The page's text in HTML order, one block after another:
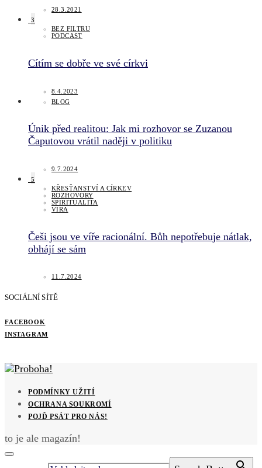
28.3.2021
3
BEZ FILTRU
PODCAST
Cítím se dobře ve své církvi
8.4.2023
BLOG
Únik před realitou: Jak mi rozhovor se Zuzanou
Čaputovou vrátil naději v politiku
9.7.2024
5
KŘESŤANSTVÍ A CÍRKEV
ROZHOVORY
SPIRITUALITA
VÍRA
Češi jsou ve víře racionální. Bůh nepotřebuje nátlak,
obhájí se sám
11.7.2024
SOCIÁLNÍ SÍTĚ
FACEBOOK
INSTAGRAM
PODMÍNKY UŽITÍ
OCHRANA SOUKROMÍ
POJĎ PSÁT PRO NÁS!
to je ale magazín!